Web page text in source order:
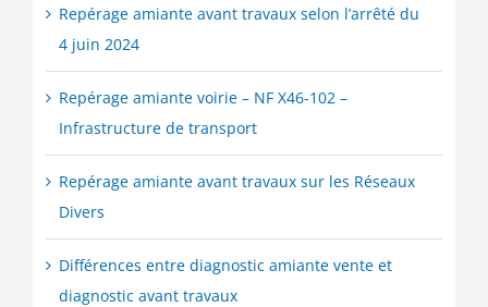
Repérage amiante avant travaux selon l’arrêté du
4 juin 2024
Repérage amiante voirie – NF X46-102 –
Infrastructure de transport
Repérage amiante avant travaux sur les Réseaux
Divers
Différences entre diagnostic amiante vente et
diagnostic avant travaux